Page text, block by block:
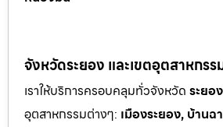
จังหวัดระยอง และเขตอุตสาหกรร
เราให้บริการครอบคลุมทั่วจังหวัด ระยอง
อุตสาหกรรมต่างๆ: เมืองระยอง, บ้าน